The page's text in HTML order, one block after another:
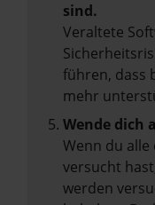
sind.
Veraltete
führen, dass
mehr
Wende dich
Wenn du
versucht
werden